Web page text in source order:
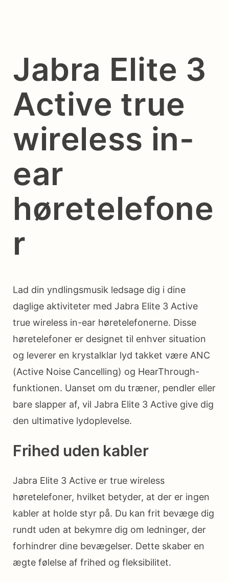
Jabra Elite 3
Active true
wireless in-
ear
høretelefone
r
Lad din yndlingsmusik ledsage dig i dine
daglige aktiviteter med Jabra Elite 3 Active
true wireless in-ear høretelefonerne. Disse
høretelefoner er designet til enhver situation
og leverer en krystalklar lyd takket være ANC
(Active Noise Cancelling) og HearThrough-
funktionen. Uanset om du træner, pendler eller
bare slapper af, vil Jabra Elite 3 Active give dig
den ultimative lydoplevelse.
Frihed uden kabler
Jabra Elite 3 Active er true wireless
høretelefoner, hvilket betyder, at der er ingen
kabler at holde styr på. Du kan frit bevæge dig
rundt uden at bekymre dig om ledninger, der
forhindrer dine bevægelser. Dette skaber en
ægte følelse af frihed og fleksibilitet.